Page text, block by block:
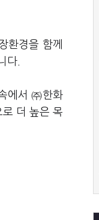
환경을 함께
다.
에서 ㈜한화
로 더 높은 목